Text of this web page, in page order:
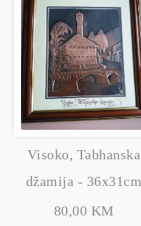
Visoko, Tabhanska
džamija - 36x31cm
80,00 KM